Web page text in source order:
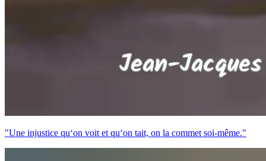
"Une injustice qu‘on voit et qu‘on tait, on la commet soi-même."